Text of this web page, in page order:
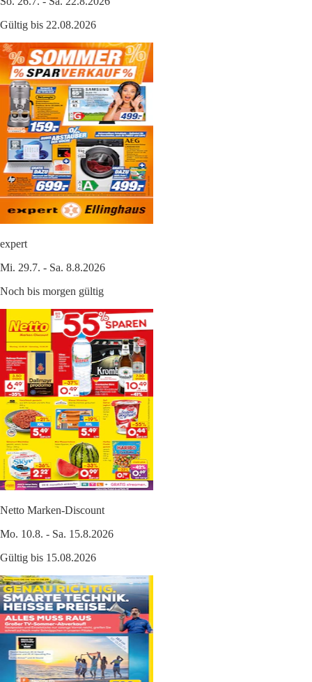
Gültig bis 22.08.2026
expert
Mi. 29.7. - Sa. 8.8.2026
Noch bis morgen gültig
Netto Marken-Discount
Mo. 10.8. - Sa. 15.8.2026
Gültig bis 15.08.2026